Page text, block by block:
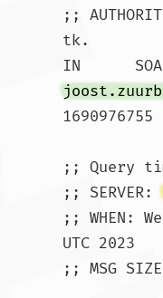
;;
tk.			5
;; Query
;; SERVER:
;; WHEN:
UTC 2023